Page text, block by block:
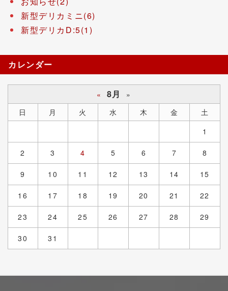
新型デリカミニ(6)
新型デリカD:5(1)
カレンダー
« 8月
»
日
月 火 水 木 金
土
1
2 3 4 5 6 7 8
9 10 11 12 13 14 15
16 17 18 19 20 21 22
23 24 25 26 27 28 29
30 31